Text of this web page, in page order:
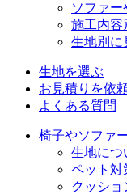
ソファー
施工内容
生地別に
生地を選ぶ
お見積りを依
よくある質問
椅子やソファ
生地につ
ペット対
クッショ